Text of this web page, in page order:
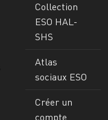
Collection
ESO HAL-
SHS
Atlas
sociaux ESO
Créer un
compte